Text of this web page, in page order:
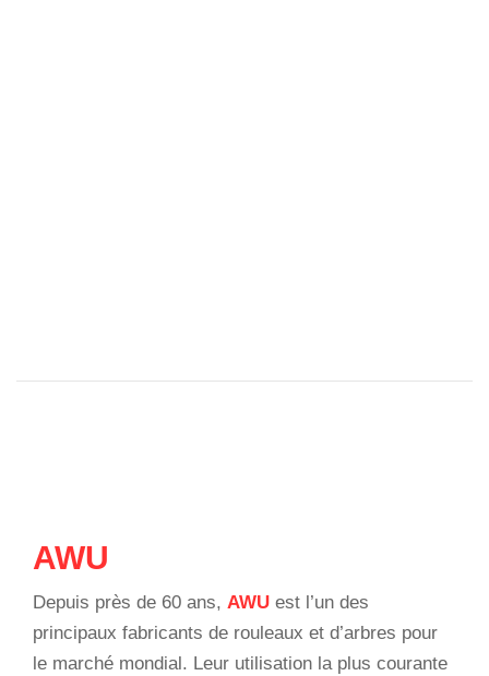
AWU
Depuis près de 60 ans, AWU est l’un des
principaux fabricants de rouleaux et d’arbres pour
le marché mondial. Leur utilisation la plus courante